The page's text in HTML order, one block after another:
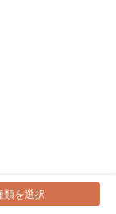
類を選択